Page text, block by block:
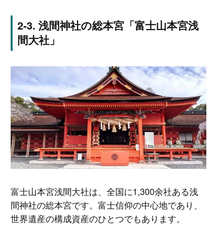
浅間神社の総本宮「富士山本宮浅
間大社」
富士山本宮浅間大社は、全国に1,300余社ある浅
間神社の総本宮です。富士信仰の中心地であり、
世界遺産の構成資産のひとつでもあります。